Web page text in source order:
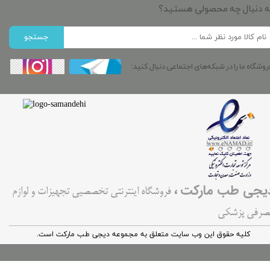
طب مارکت، فروشگاه اینترنتی تخصصیی تجهیزات و لوازم
پزشکی
کليه حقوق اين وب سایت متعلق به مجموعه دیجی طب مارکت است.
دنبال چه محصولی هستید؟
جستجو
ما را در شبکه‌های اجتماعی دنبال کنید: